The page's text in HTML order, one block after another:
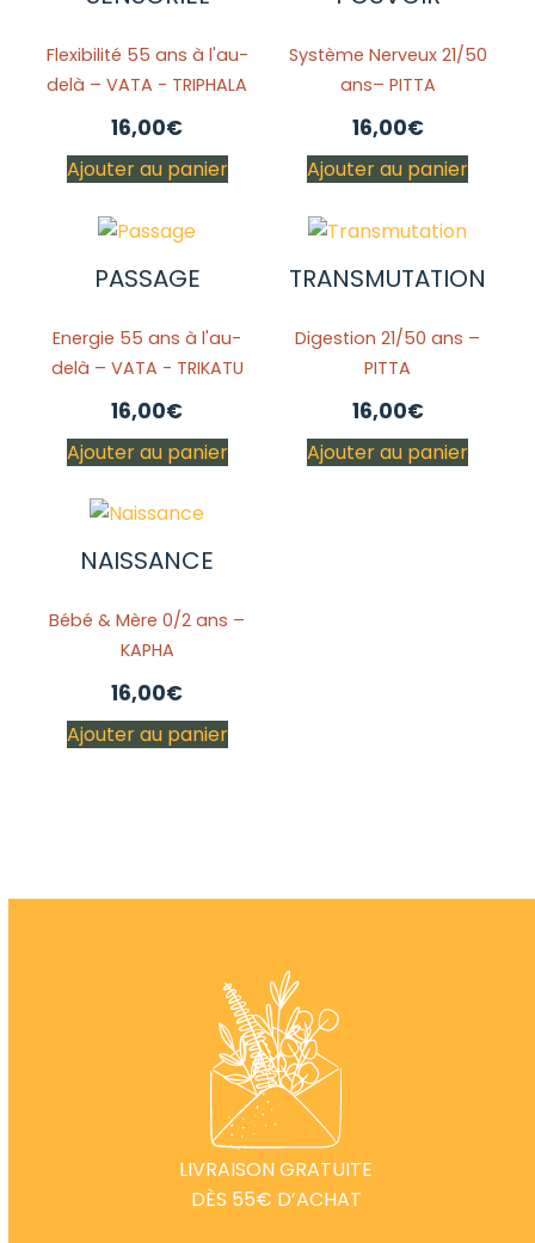
Flexibilité 55 ans à l'au-
delà – VATA - TRIPHALA
16,00€
Ajouter au panier
Système Nerveux 21/50
ans– PITTA
16,00€
Ajouter au panier
PASSAGE
Energie 55 ans à l'au-
delà – VATA - TRIKATU
16,00€
Ajouter au panier
TRANSMUTATION
Digestion 21/50 ans –
PITTA
16,00€
Ajouter au panier
NAISSANCE
Bébé & Mère 0/2 ans –
KAPHA
16,00€
Ajouter au panier
LIVRAISON GRATUITE
DÈS 55€ D’ACHAT